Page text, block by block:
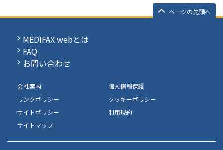
ページの先頭へ
MEDIFAX webとは
FAQ
お問い合わせ
会社案内
個人情報保護
リンクポリシー
クッキーポリシー
サイトポリシー
利用規約
サイトマップ